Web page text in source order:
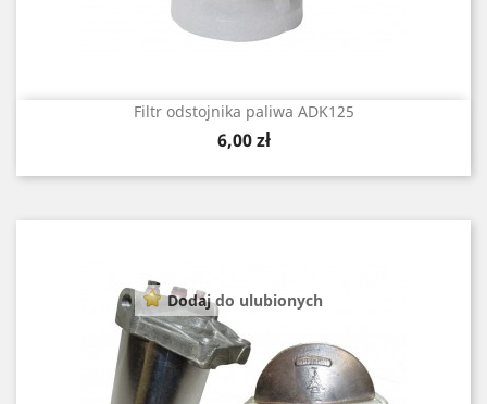
Filtr odstojnika paliwa ADK125
Cena
6,00 zł
Dodaj do ulubionych